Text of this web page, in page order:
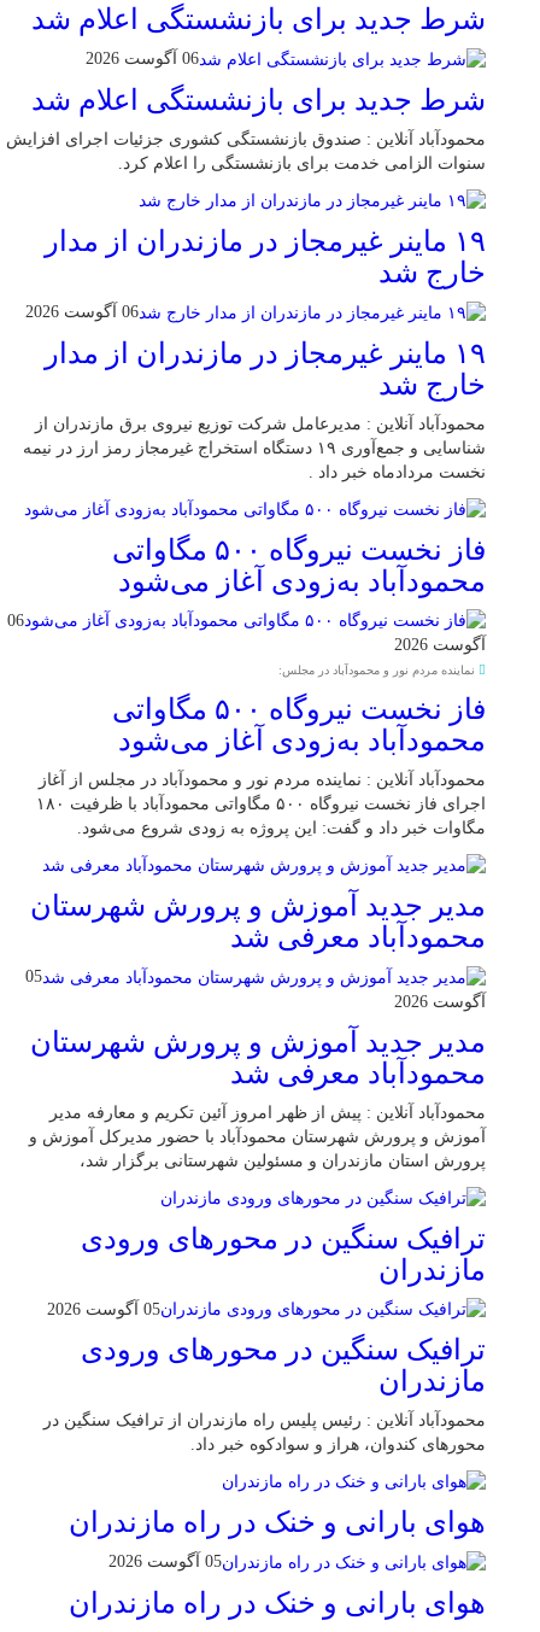
شرط جدید برای بازنشستگی اعلام شد
06 آگوست 2026
شرط جدید برای بازنشستگی اعلام شد
محمودآباد آنلاین : صندوق بازنشستگی کشوری جزئیات اجرای افزایش
سنوات الزامی خدمت برای بازنشستگی را اعلام کرد.
۱۹ ماینر غیرمجاز در مازندران از مدار
خارج شد
06 آگوست 2026
۱۹ ماینر غیرمجاز در مازندران از مدار
خارج شد
محمودآباد آنلاین : مدیرعامل شرکت توزیع نیروی برق مازندران از
شناسایی و جمع‌آوری ۱۹ دستگاه استخراج غیرمجاز رمز ارز در نیمه
نخست مردادماه خبر داد .
فاز نخست نیروگاه ۵۰۰ مگاواتی
محمودآباد به‌زودی آغاز می‌شود
06
آگوست 2026
نماینده مردم نور و محمودآباد در مجلس:
فاز نخست نیروگاه ۵۰۰ مگاواتی
محمودآباد به‌زودی آغاز می‌شود
محمودآباد آنلاین : نماینده مردم نور و محمودآباد در مجلس از آغاز
اجرای فاز نخست نیروگاه ۵۰۰ مگاواتی محمودآباد با ظرفیت ۱۸۰
مگاوات خبر داد و گفت: این پروژه به زودی شروع می‌شود.
مدیر جدید آموزش و پرورش شهرستان
محمودآباد معرفی شد
05
آگوست 2026
مدیر جدید آموزش و پرورش شهرستان
محمودآباد معرفی شد
محمودآباد آنلاین : پیش از ظهر امروز آئین تکریم و معارفه مدیر
آموزش و پرورش شهرستان محمودآباد با حضور مدیرکل آموزش و
پرورش استان مازندران و مسئولین شهرستانی برگزار شد،
ترافیک سنگین در محور‌های ورودی
مازندران
05 آگوست 2026
ترافیک سنگین در محور‌های ورودی
مازندران
محمودآباد آنلاین : رئیس پلیس راه مازندران از ترافیک سنگین در
محور‌های کندوان، هراز و سوادکوه خبر داد.
هوای بارانی و خنک در راه مازندران
05 آگوست 2026
هوای بارانی و خنک در راه مازندران